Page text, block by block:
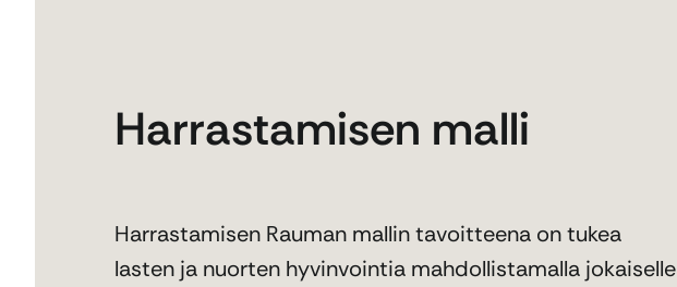
Harrastamisen malli
Harrastamisen Rauman mallin tavoitteena on tukea
lasten ja nuorten hyvinvointia mahdollistamalla jokaiselle